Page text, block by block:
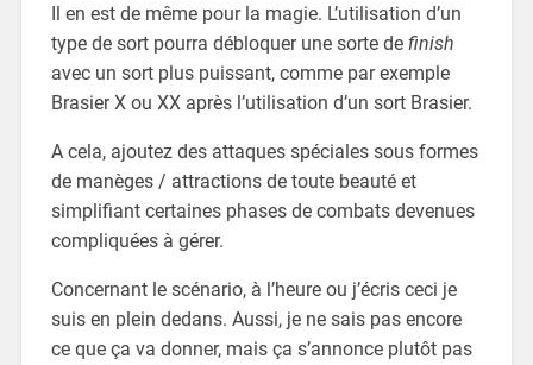
Il en est de même pour la magie. L’utilisation d’un
type de sort pourra débloquer une sorte de finish
avec un sort plus puissant, comme par exemple
Brasier X ou XX après l’utilisation d’un sort Brasier.
A cela, ajoutez des attaques spéciales sous formes
de manèges / attractions de toute beauté et
simplifiant certaines phases de combats devenues
compliquées à gérer.
Concernant le scénario, à l’heure ou j’écris ceci je
suis en plein dedans. Aussi, je ne sais pas encore
ce que ça va donner, mais ça s’annonce plutôt pas